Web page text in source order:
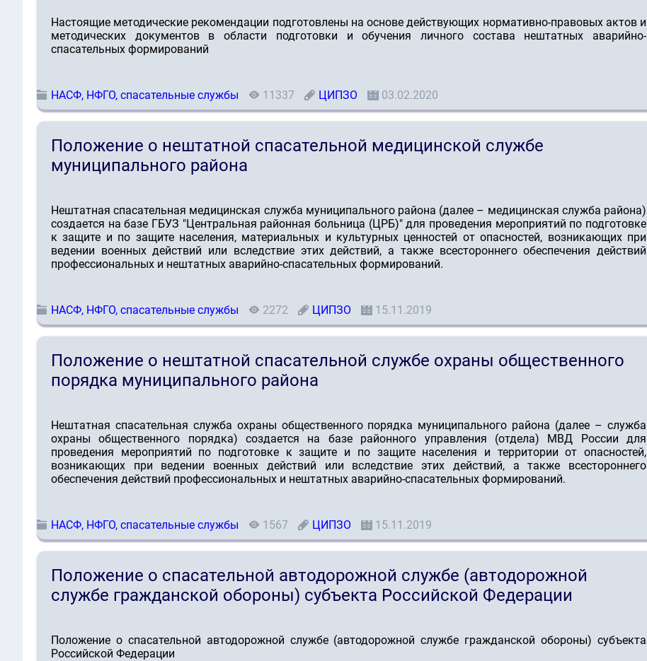
Настоящие методические рекомендации подготовлены на основе действующих нормативно-правовых актов и
методических документов в области подготовки и обучения личного состава нештатных аварийно-
спасательных формирований
НАСФ, НФГО, спасательные службы 11337 ЦИПЗО 03.02.2020
Положение о нештатной спасательной медицинской службе
муниципального района
Нештатная спасательная медицинская служба муниципального района (далее – медицинская служба района)
создается на базе ГБУЗ "Центральная районная больница (ЦРБ)" для проведения мероприятий по подготовке
к защите и по защите населения, материальных и культурных ценностей от опасностей, возникающих при
ведении военных действий или вследствие этих действий, а также всестороннего обеспечения действий
профессиональных и нештатных аварийно-спасательных формирований.
НАСФ, НФГО, спасательные службы 2272 ЦИПЗО 15.11.2019
Положение о нештатной спасательной службе охраны общественного
порядка муниципального района
Нештатная спасательная служба охраны общественного порядка муниципального района (далее – служба
охраны общественного порядка) создается на базе районного управления (отдела) МВД России для
проведения мероприятий по подготовке к защите и по защите населения и территории от опасностей,
возникающих при ведении военных действий или вследствие этих действий, а также всестороннего
обеспечения действий профессиональных и нештатных аварийно-спасательных формирований.
НАСФ, НФГО, спасательные службы 1567 ЦИПЗО 15.11.2019
Положение о спасательной автодорожной службе (автодорожной
службе гражданской обороны) субъекта Российской Федерации
Положение о спасательной автодорожной службе (автодорожной службе гражданской обороны) субъекта
Российской Федерации